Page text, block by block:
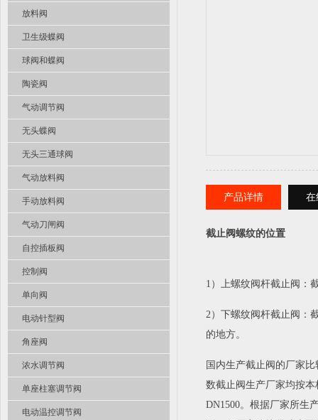
放料阀
卫生级蝶阀
球阀和蝶阀
陶瓷阀
气动调节阀
无头蝶阀
无头三通球阀
气动放料阀
手动放料阀
气动刀闸阀
自控插板阀
控制阀
单向阀
电动针型阀
角座阀
浓水调节阀
单座柱塞调节阀
电动温控调节阀
产品详情 在
截止阀螺纹的位置
1）上螺纹阀杆截止阀：
2）下螺纹阀杆截止阀：
的地方。
国内生产截止阀的厂家
数截止阀生产厂家均按
DN1500。根据厂家所生